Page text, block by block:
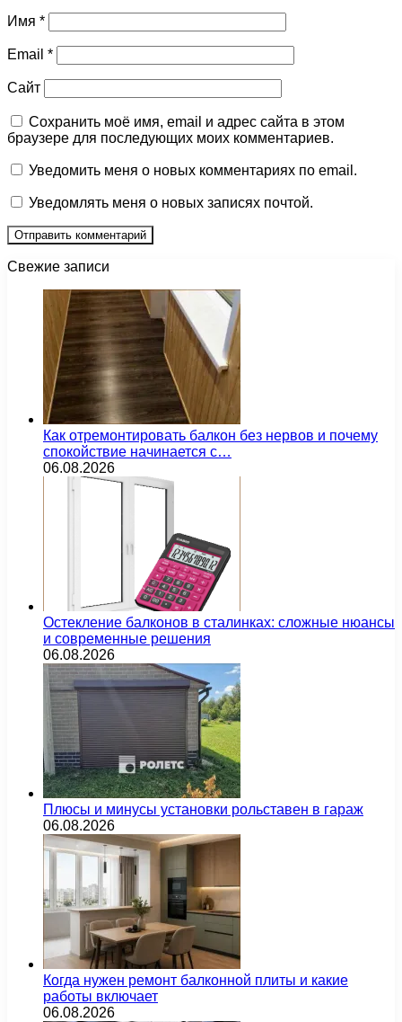
Имя *
Email *
Сайт
Сохранить моё имя, email и адрес сайта в этом
браузере для последующих моих комментариев.
Уведомить меня о новых комментариях по email.
Уведомлять меня о новых записях почтой.
Свежие записи
Как отремонтировать балкон без нервов и почему
спокойствие начинается с…
06.08.2026
Остекление балконов в сталинках: сложные нюансы
и современные решения
06.08.2026
Плюсы и минусы установки рольставен в гараж
06.08.2026
Когда нужен ремонт балконной плиты и какие
работы включает
06.08.2026